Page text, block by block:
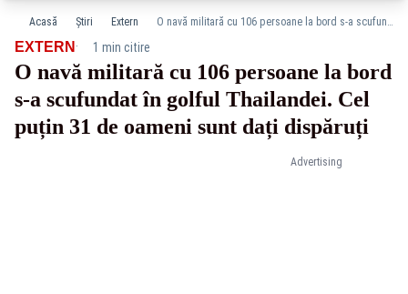
Acasă Știri Extern O navă militară cu 106 persoane la bord s-a scufundat în golful Thailandei. Cel puțin 31 de oameni sunt dați dispăruți
Advertising
EXTERN · 1 min citire
O navă militară cu 106 persoane la bord
s-a scufundat în golful Thailandei. Cel
puțin 31 de oameni sunt dați dispăruți